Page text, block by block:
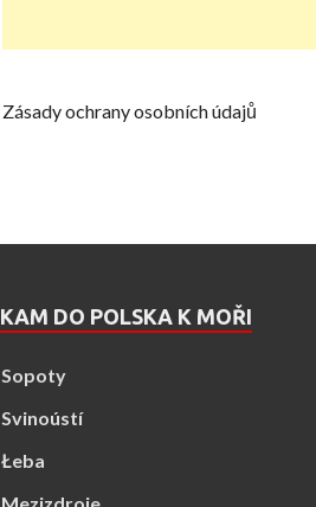
Zásady ochrany osobních údajů
KAM DO POLSKA K MOŘI
Sopoty
Svinoústí
Łeba